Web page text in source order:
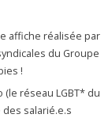
affiche réalisée par
du Groupe
!
(le réseau LGBT* du
salarié.e.s